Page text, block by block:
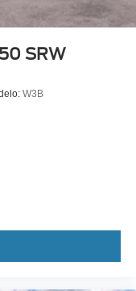
SRW
W3B